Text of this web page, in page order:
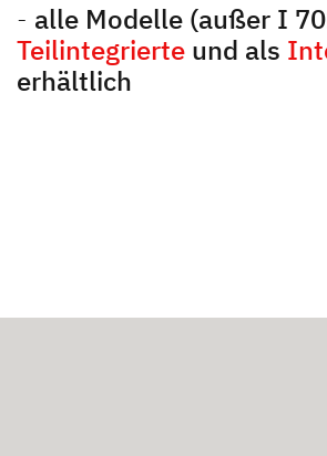
- alle Modelle (außer I
Teilintegrierte und als
erhältlich